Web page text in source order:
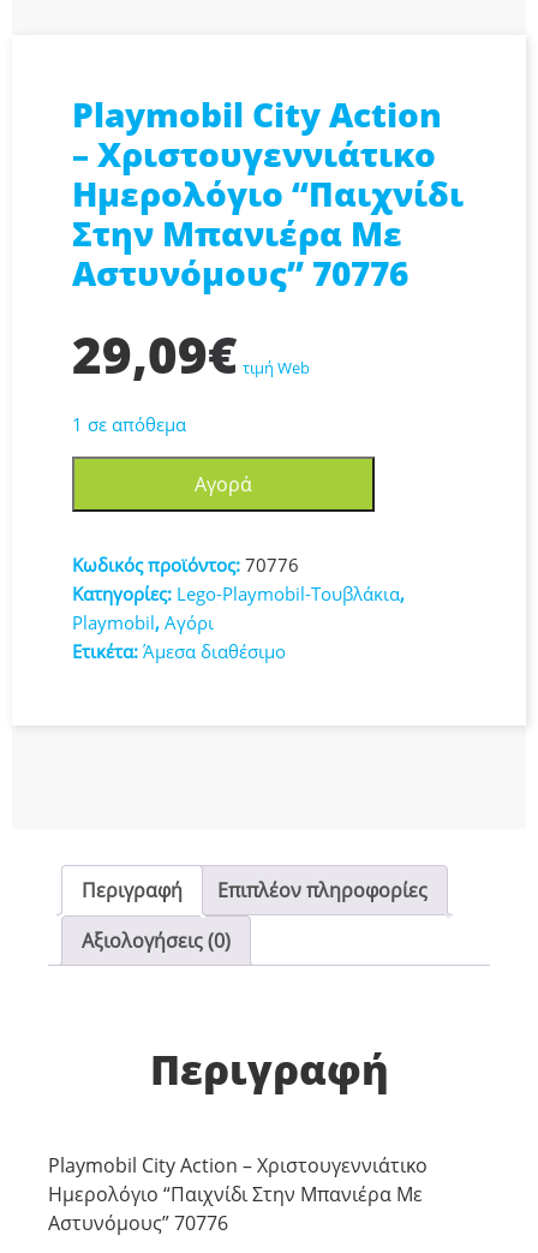
Playmobil City Action
– Χριστουγεννιάτικο
Ημερολόγιο “Παιχνίδι
Στην Μπανιέρα Με
Αστυνόμους” 70776
29,09€ τιμή Web
1 σε απόθεμα
–
Χριστουγεννιάτικο
Ημερολόγιο
“Παιχνίδι
Με
Αγορά
Κωδικός προϊόντος: 70776
Κατηγορίες: Lego-Playmobil-Τουβλάκια,
Playmobil, Αγόρι
Ετικέτα: Άμεσα διαθέσιμο
Περιγραφή
Επιπλέον πληροφορίες
Αξιολογήσεις (0)
Περιγραφή
Playmobil City Action – Χριστουγεννιάτικο
Ημερολόγιο “Παιχνίδι Στην Μπανιέρα Με
Αστυνόμους” 70776